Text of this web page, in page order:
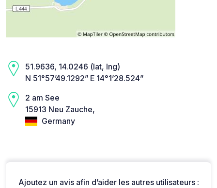
51.9636, 14.0246 (lat, lng)
N 51°57’49.1292” E 14°1’28.524”
2 am See
15913 Neu Zauche,
Germany
Ajoutez un avis afin d’aider les autres utilisateurs :